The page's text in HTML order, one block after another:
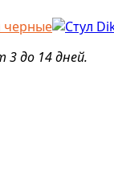
3 до 14 дней.